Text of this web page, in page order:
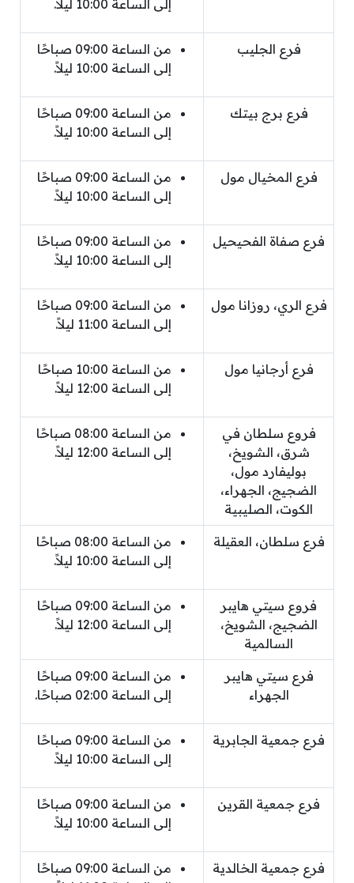
إلى الساعة 10:00 ليلاً.
فرع الجليب
من الساعة 09:00 صباحًا
إلى الساعة 10:00 ليلاً.
فرع برج بيتك
من الساعة 09:00 صباحًا
إلى الساعة 10:00 ليلاً.
فرع المخيال مول
من الساعة 09:00 صباحًا
إلى الساعة 10:00 ليلاً.
فرع صفاة الفحيحيل
من الساعة 09:00 صباحًا
إلى الساعة 10:00 ليلاً.
فرع الري، روزانا مول
من الساعة 09:00 صباحًا
إلى الساعة 11:00 ليلاً.
فرع أرجانيا مول
من الساعة 10:00 صباحًا
إلى الساعة 12:00 ليلاً.
فروع سلطان في
شرق، الشويخ،
بوليفارد مول،
الضجيج، الجهراء،
الكوت، الصليبية
من الساعة 08:00 صباحًا
إلى الساعة 12:00 ليلاً.
فرع سلطان، العقيلة
من الساعة 08:00 صباحًا
إلى الساعة 10:00 ليلاً.
فروع سيتي هايبر
الضجيج، الشويخ،
السالمية
من الساعة 09:00 صباحًا
إلى الساعة 12:00 ليلاً.
فرع سيتي هايبر
الجهراء
من الساعة 09:00 صباحًا
إلى الساعة 02:00 صباحًا.
فرع جمعية الجابرية
من الساعة 09:00 صباحًا
إلى الساعة 10:00 ليلاً.
فرع جمعية القرين
من الساعة 09:00 صباحًا
إلى الساعة 10:00 ليلاً.
فرع جمعية الخالدية
من الساعة 09:00 صباحًا